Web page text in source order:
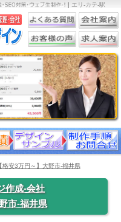
｜ エリ-カテ-駅
格安3万円～】大野市-福井県
作成-会社
市-福井県